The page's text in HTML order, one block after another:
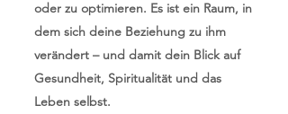
oder zu optimieren. Es ist ein Raum, in
dem sich deine Beziehung zu ihm
verändert – und damit dein Blick auf
Gesundheit, Spiritualität und das
Leben selbst.